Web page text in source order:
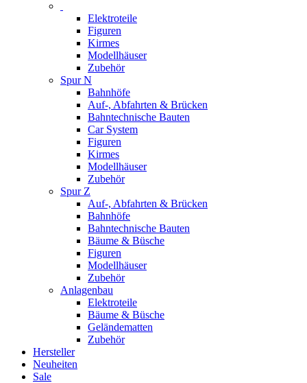
Elektroteile
Figuren
Kirmes
Modellhäuser
Zubehör
Spur N
Bahnhöfe
Auf-, Abfahrten & Brücken
Bahntechnische Bauten
Car System
Figuren
Kirmes
Modellhäuser
Zubehör
Spur Z
Auf-, Abfahrten & Brücken
Bahnhöfe
Bahntechnische Bauten
Bäume & Büsche
Figuren
Modellhäuser
Zubehör
Anlagenbau
Elektroteile
Bäume & Büsche
Geländematten
Zubehör
Hersteller
Neuheiten
Sale